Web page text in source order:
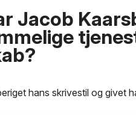
Jacob
hans skrivestil og givet